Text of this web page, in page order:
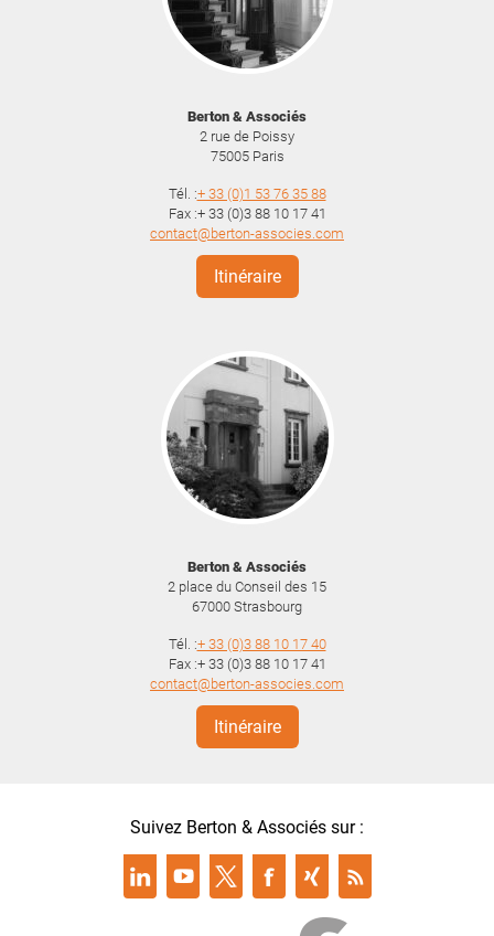
Berton & Associés
2 rue de Poissy
75005 Paris
Tél. :+ 33 (0)1 53 76 35 88
Fax :+ 33 (0)3 88 10 17 41
contact@berton-associes.com
Itinéraire
Berton & Associés
2 place du Conseil des 15
67000 Strasbourg
Tél. :+ 33 (0)3 88 10 17 40
Fax :+ 33 (0)3 88 10 17 41
contact@berton-associes.com
Itinéraire
Suivez Berton & Associés sur :